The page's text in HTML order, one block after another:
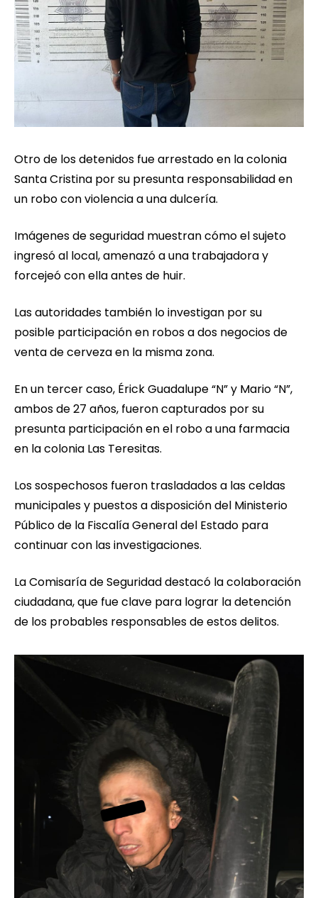
Otro de los detenidos fue arrestado en la colonia
Santa Cristina por su presunta responsabilidad en
un robo con violencia a una dulcería.
Imágenes de seguridad muestran cómo el sujeto
ingresó al local, amenazó a una trabajadora y
forcejeó con ella antes de huir.
Las autoridades también lo investigan por su
posible participación en robos a dos negocios de
venta de cerveza en la misma zona.
En un tercer caso, Érick Guadalupe “N” y Mario “N”,
ambos de 27 años, fueron capturados por su
presunta participación en el robo a una farmacia
en la colonia Las Teresitas.
Los sospechosos fueron trasladados a las celdas
municipales y puestos a disposición del Ministerio
Público de la Fiscalía General del Estado para
continuar con las investigaciones.
La Comisaría de Seguridad destacó la colaboración
ciudadana, que fue clave para lograr la detención
de los probables responsables de estos delitos.